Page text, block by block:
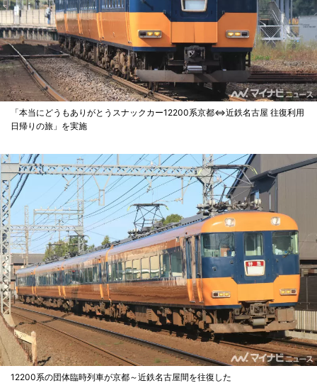
「本当にどうもありがとうスナックカー12200系京都⇔近鉄名古屋 往復利用
日帰りの旅」を実施
12200系の団体臨時列車が京都～近鉄名古屋間を往復した